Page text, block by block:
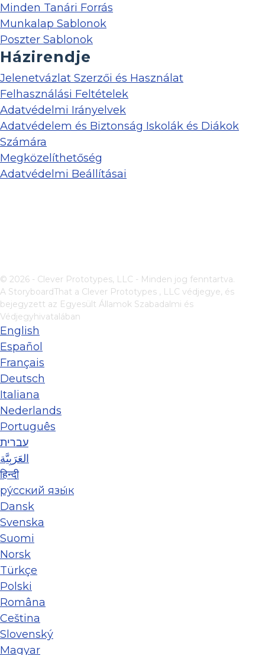
Minden Tanári Forrás
Munkalap Sablonok
Poszter Sablonok
Házirendje
Jelenetvázlat Szerzői és Használat
Felhasználási Feltételek
Adatvédelmi Irányelvek
Adatvédelem és Biztonság Iskolák és Diákok
Számára
Megközelíthetőség
Adatvédelmi Beállításai
© 2026 - Clever Prototypes, LLC - Minden jog fenntartva.
A StoryboardThat a Clever Prototypes , LLC védjegye, és
bejegyzett az Egyesült Államok Szabadalmi és
Védjegyhivatalában
English
Español
Français
Deutsch
Italiana
Nederlands
Português
עברית
العَرَبِيَّة
हिन्दी
ру́сский язы́к
Dansk
Svenska
Suomi
Norsk
Türkçe
Polski
Româna
Ceština
Slovenský
Magyar